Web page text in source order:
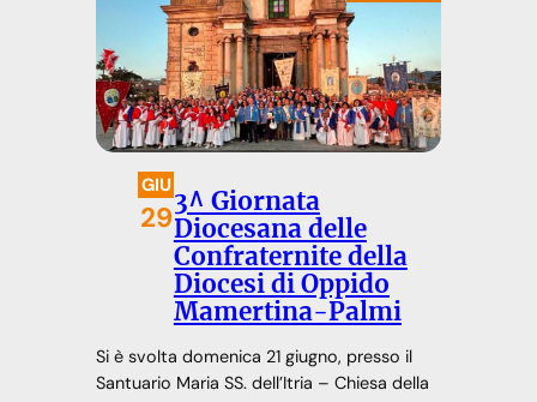
GIU
293^ Giornata
Diocesana delle
Confraternite della
Diocesi di Oppido
Mamertina-Palmi
Si è svolta domenica 21 giugno, presso il
Santuario Maria SS. dell’Itria – Chiesa della